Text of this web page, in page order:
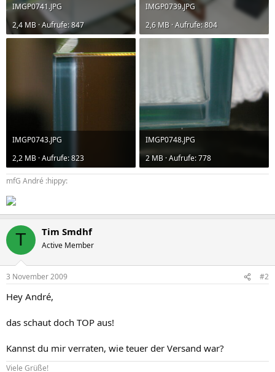
IMGP0741.JPG
2,4 MB · Aufrufe: 847
IMGP0739.JPG
2,6 MB · Aufrufe: 804
IMGP0743.JPG
2,2 MB · Aufrufe: 823
IMGP0748.JPG
2 MB · Aufrufe: 778
mfG André :hippy:
T Tim Smdhf
Active Member
3 November 2009 #2
Hey André,
das schaut doch TOP aus!
Kannst du mir verraten, wie teuer der Versand war?
Viele Grüße!